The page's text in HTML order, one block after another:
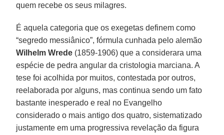
quem recebe os seus milagres.
É aquela categoria que os exegetas definem como
“segredo messiânico”, fórmula cunhada pelo alemão
Wilhelm Wrede (1859-1906) que a considerara uma
espécie de pedra angular da cristologia marciana. A
tese foi acolhida por muitos, contestada por outros,
reelaborada por alguns, mas continua sendo um fato
bastante inesperado e real no Evangelho
considerado o mais antigo dos quatro, sistematizado
justamente em uma progressiva revelação da figura